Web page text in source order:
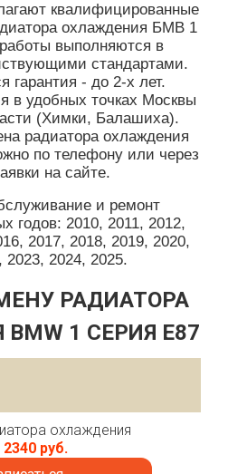
квалифицированные
охлаждения БМВ 1
выполняются в
стандартами.
гарантия - до 2-х лет.
в удобных точках Москвы
(Химки, Балашиха).
радиатора охлаждения
по телефону или через
на сайте.
и ремонт
годов: 2010, 2011, 2012,
2017, 2018, 2019, 2020,
2023, 2024, 2025.
РАДИАТОРА
1 СЕРИЯ E87
охлаждения
2340 руб.